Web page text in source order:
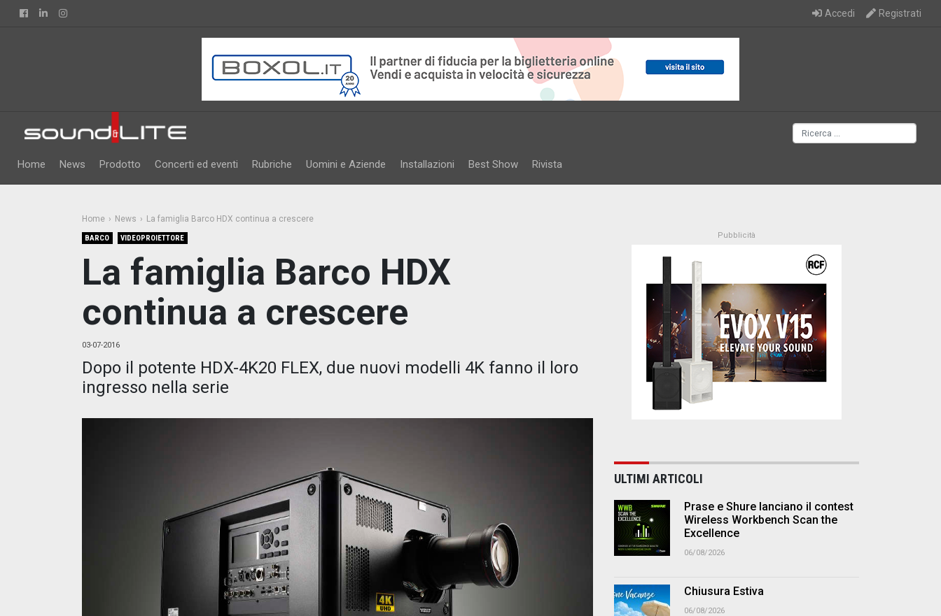
FacebookLinkedin Accedi Registrati
Home News Prodotto Concerti ed eventi Rubriche Uomini e Aziende Installazioni Best Show Rivista
Home News La famiglia Barco HDX continua a crescere
BARCO VIDEOPROIETTORE
La famiglia Barco HDX
continua a crescere
03-07-2016
Dopo il potente HDX-4K20 FLEX, due nuovi modelli 4K fanno il loro
ingresso nella serie
ULTIMI ARTICOLI
Prase e Shure lanciano il contest
Wireless Workbench Scan the
Excellence
06/08/2026
Chiusura Estiva
06/08/2026